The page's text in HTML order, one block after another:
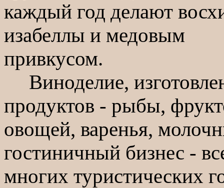
каждый год делают
изабеллы и медовым
привкусом.
Виноделие,
продуктов - рыбы,
овощей, варенья,
гостиничный бизнес -
многих туристических